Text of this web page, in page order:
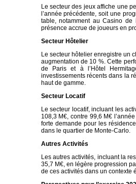
Le secteur des jeux affiche une
l’année précédente, soit une
table, notamment au Casino
présence accrue de joueurs en
Secteur Hôtelier
Le secteur hôtelier enregistre un
augmentation de 10 %. Cette
de Paris et à l’Hôtel
investissements récents dans la
haut de gamme.
Secteur Locatif
Le secteur locatif, incluant les
108,3 M€, contre 99,6 M€
forte demande pour les
dans le quartier de Monte-Carlo.
Autres Activités
Les autres activités, incluant la
35,7 M€, en légère progression
de ces activités dans un contexte